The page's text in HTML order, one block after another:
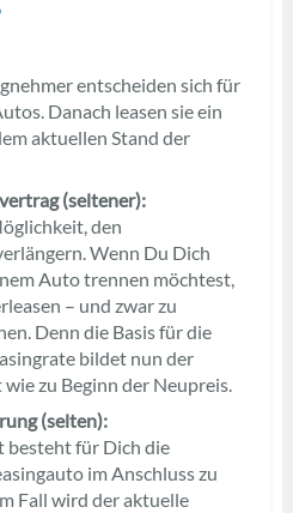
entscheiden sich für
Danach leasen sie ein
aktuellen Stand der
(seltener):
den
Wenn Du Dich
Auto trennen möchtest,
– und zwar zu
Denn die Basis für die
bildet nun der
zu Beginn der Neupreis.
(selten):
besteht für Dich die
im Anschluss zu
Fall wird der aktuelle